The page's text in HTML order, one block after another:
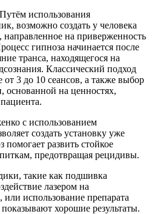
использования
возможно создать у человека
направленное на приверженность
гипноза начинается после
транса, находящегося на
Классический подход
от 3 до 10 сеансов, а также выбор
основанной на ценностях,
с использованием
создать установку уже
помогает развить стойкое
предотвращая рецидивы.
такие как подшивка
лазером на
или использование препарата
хорошие результаты.